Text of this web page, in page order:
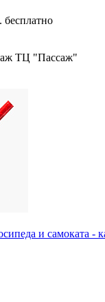
бесплатно
ТЦ "Пассаж"
и самоката -